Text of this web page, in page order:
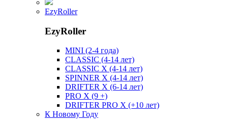
EzyRoller
EzyRoller
MINI (2-4 года)
CLASSIC (4-14 лет)
CLASSIC X (4-14 лет)
SPINNER X (4-14 лет)
DRIFTER X (6-14 лет)
PRO X (9 +)
DRIFTER PRO X (+10 лет)
К Новому Году